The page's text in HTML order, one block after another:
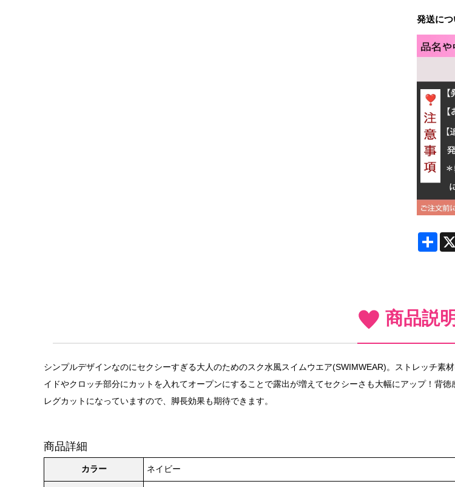
発送につ
商品説明
シンプルデザインなのにセクシーすぎる大人のためのスク水風スイムウエア(SWIMWEAR)。ストレッチ
イドやクロッチ部分にカットを入れてオープンにすることで露出が増えてセクシーさも大幅にアップ！背
レグカットになっていますので、脚長効果も期待できます。
商品詳細
カラー ネイビー